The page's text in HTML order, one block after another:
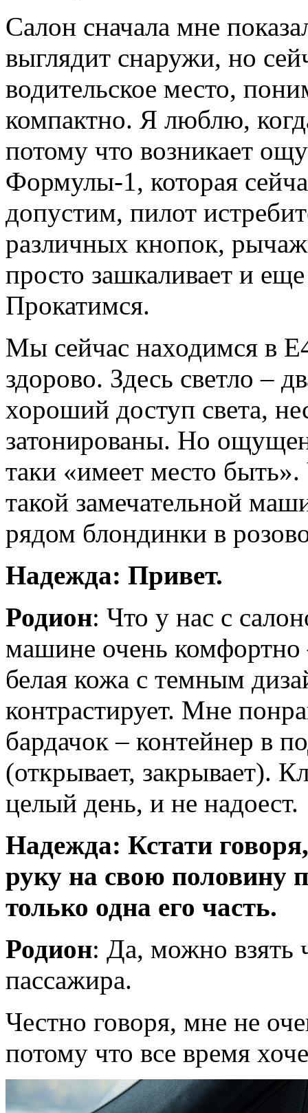
Салон сначала мне
выглядит снаружи, но
водительское место,
компактно. Я люблю,
потому что возникает
Формулы-1, которая
допустим, пилот
различных кнопок,
просто зашкаливает и
Прокатимся.
Мы сейчас находимся в
здорово. Здесь светло –
хороший доступ света,
затонированы. Но
таки «имеет место
такой замечательной
рядом блондинки в
Надежда: Привет.
Родион: Что у нас с
машине очень комфортно
белая кожа с темным
контрастирует. Мне
бардачок – контейнер в
(открывает, закрывает).
целый день, и не надоест.
Надежда: Кстати
руку на свою половину
только одна его часть.
Родион: Да, можно взять
пассажира.
Честно говоря, мне не
потому что все время